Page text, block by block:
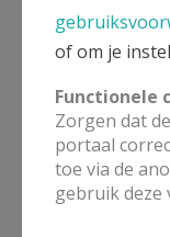
toepassing voor
en voor de
of om je
Functionele
Zorgen dat
portaal
toe via de
gebruik deze